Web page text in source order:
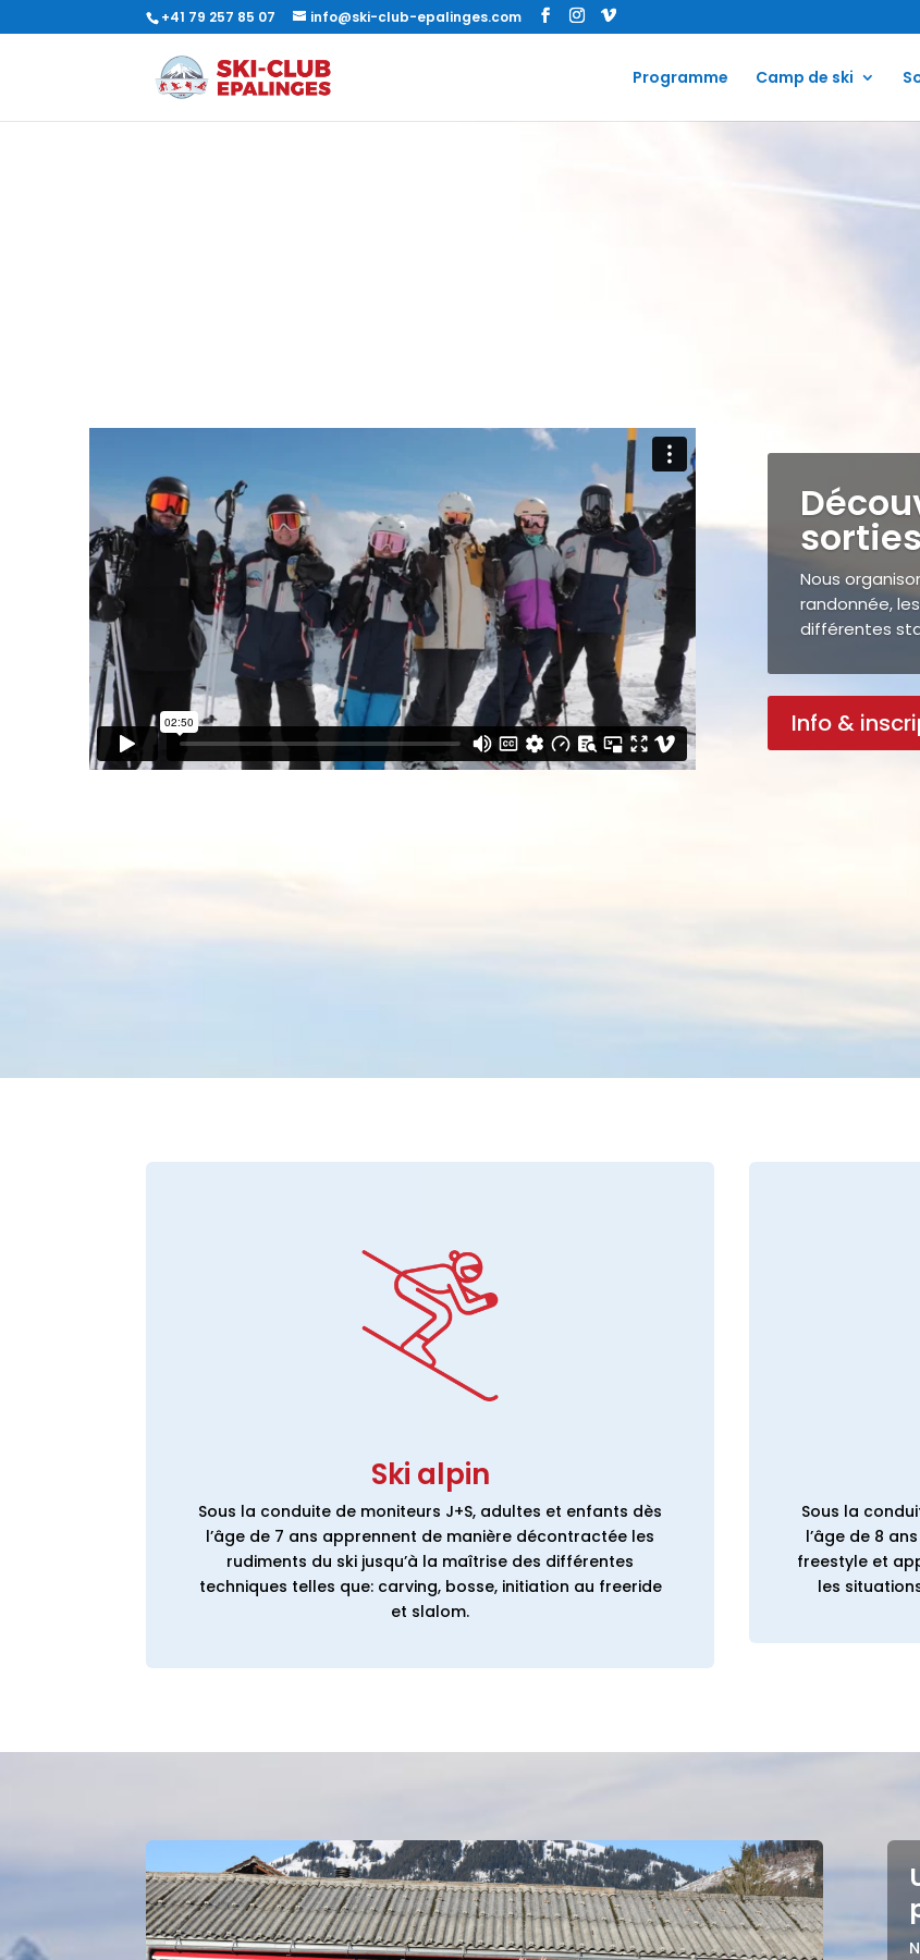
+41 79 257 85 07 info@ski-club-epalinges.com
Programme Camp de ski
sorties
Nous
randonnée,
différentes
Info &
Ski alpin
Sous la conduite de moniteurs J+S, adultes et enfants dès
l’âge de 7 ans apprennent de manière décontractée les
rudiments du ski jusqu’à la maîtrise des différentes
techniques telles que: carving, bosse, initiation au freeride
et slalom.
Sous la
l’âge de 8
freestyle et
les